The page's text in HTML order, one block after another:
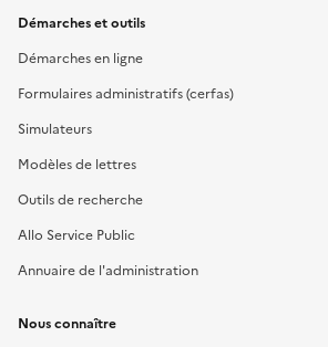
Démarches et outils
Démarches en ligne
Formulaires administratifs (cerfas)
Simulateurs
Modèles de lettres
Outils de recherche
Allo Service Public
Annuaire de l'administration
Nous connaître